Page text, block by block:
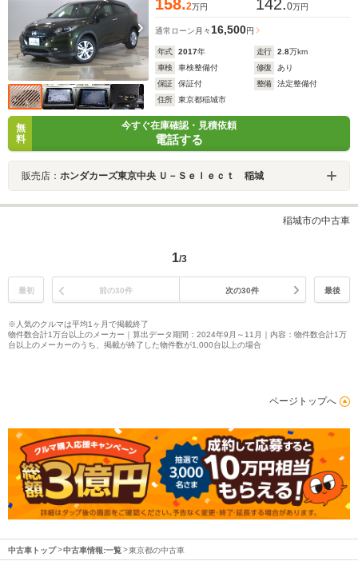
158.2万円 142.0万円
通常ローン 月々16,500円
年式 2017年 走行 2.8万km
車検
車検整備付 修復
あり
保証
保証付 整備
法定整備付
住所
東京都稲城市
無
料
今すぐ在庫確認・見積依頼
電話する
販売店： ホンダカーズ東京中央 Ｕ－Ｓｅｌｅｃｔ 稲城
稲城市の中古車
1/3
最初 前の30件 次の30件 最後
※人気のクルマは平均1ヶ月で掲載終了
物件数合計1万台以上のメーカー｜算出データ期間：2024年9月～11月｜内容：物件数合計1万
台以上のメーカーのうち、掲載が終了した物件数が1,000台以上の場合
ページトップへ
中古車トップ 中古車情報:一覧 東京都の中古車